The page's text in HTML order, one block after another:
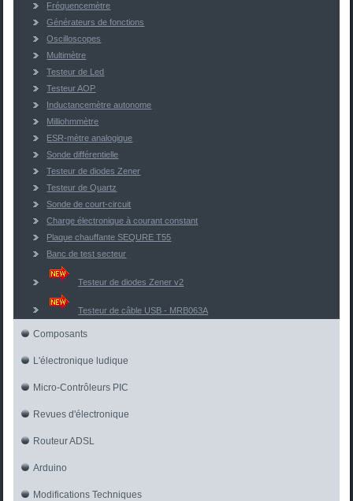
Fréquencemètre
Générateurs de fonctions
Oscilloscopes
Multimètre
Testeur de Led
Testeur AOP
Inductancemètre autonome
Milliohmmètre
ESR-mètre analogique
Sonde différentielle
Testeur de diodes Zener
Testeur de Quartz
Sonde de court-circuit
Charge électronique à courant constant
Plaque chauffante SEQURE T55
Banc de test secteur
Testeur de diodes Zener v2
Testeur de câble USB - MRB063A
Composants
L'électronique ludique
Micro-Contrôleurs PIC
Revues d'électronique
Routeur ADSL
Arduino
Modifications Techniques